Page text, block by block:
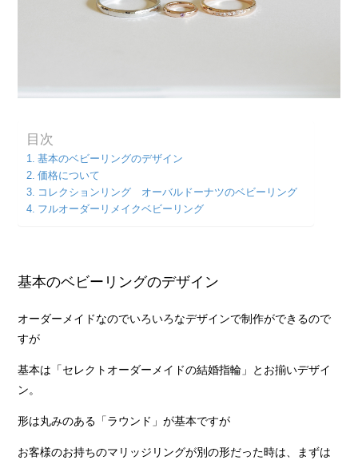
目次
基本のベビーリングのデザイン
価格について
コレクションリング オーバルドーナツのベビーリング
フルオーダーリメイクベビーリング
基本のベビーリングのデザイン
オーダーメイドなのでいろいろなデザインで制作ができるので
すが
基本は「セレクトオーダーメイドの結婚指輪」とお揃いデザイ
ン。
形は丸みのある「ラウンド」が基本ですが
お客様のお持ちのマリッジリングが別の形だった時は、まずは